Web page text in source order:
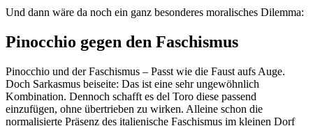
Und dann wäre da noch ein ganz besonderes moralisches Dilemma:
Pinocchio gegen den Faschismus
Pinocchio und der Faschismus – Passt wie die Faust aufs Auge.
Doch Sarkasmus beiseite: Das ist eine sehr ungewöhnlich
Kombination. Dennoch schafft es del Toro diese passend
einzufügen, ohne übertrieben zu wirken. Alleine schon die
normalisierte Präsenz des italienische Faschismus im kleinen Dorf